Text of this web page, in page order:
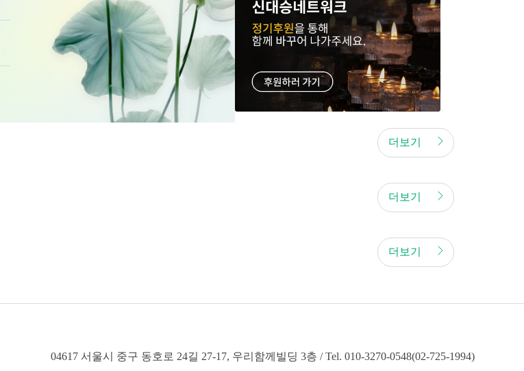
더보기
더보기
더보기
04617 서울시 중구 동호로 24길 27-17, 우리함께빌딩 3층 / Tel. 010-3270-0548(02-725-1994)